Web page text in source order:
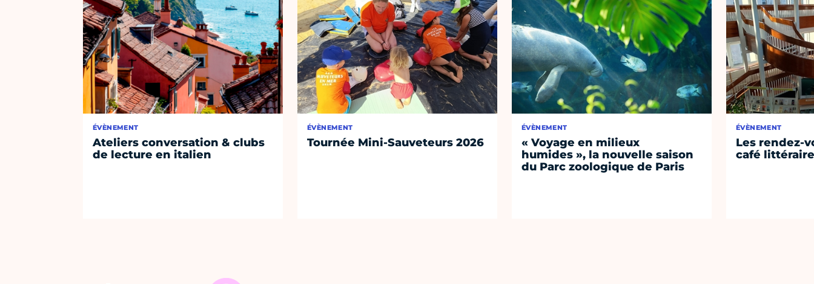
ÉVÈNEMENT
Ateliers conversation & clubs
de lecture en italien
ÉVÈNEMENT
Tournée Mini-Sauveteurs 2026
ÉVÈNEMENT
« Voyage en milieux
humides », la nouvelle saison
du Parc zoologique de Paris
ÉVÈNEMENT
Les rendez-
café